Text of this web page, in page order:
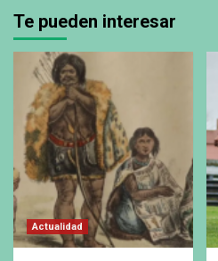
Te pueden interesar
Actualidad